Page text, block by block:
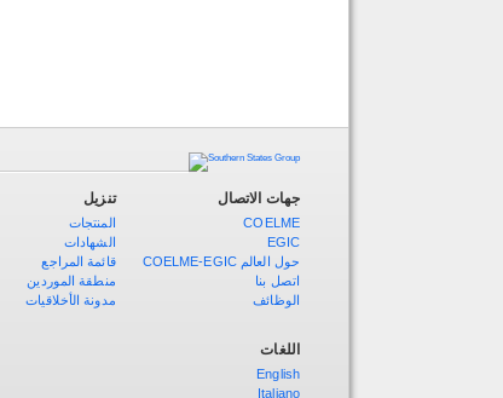
تنزيل
المنتجات
الشهادات
قائمة المراجع
منطقة الموردين
مدونة الأخلاقيات
جهات الاتصال
COELME
EGIC
COELME-EGIC حول العالم
اتصل بنا
الوظائف
اللغات
English
Italiano